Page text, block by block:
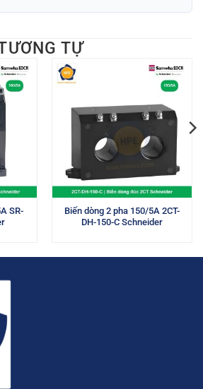
TỰ
SR-
Biến dòng 2 pha 150/5A 2CT-
DH-150-C Schneider